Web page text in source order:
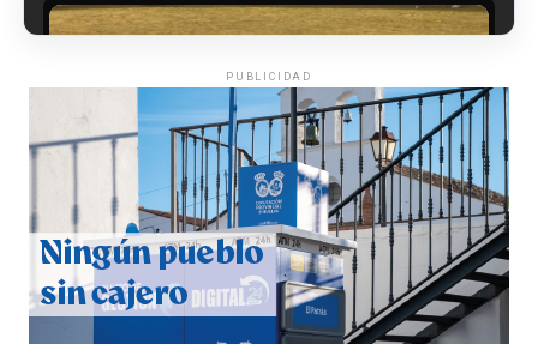
QUINTA CORRIDA DE LAS FIESTAS COLOMBINAS
2026
hace 4 días·Huelvatv
PUBLICIDAD